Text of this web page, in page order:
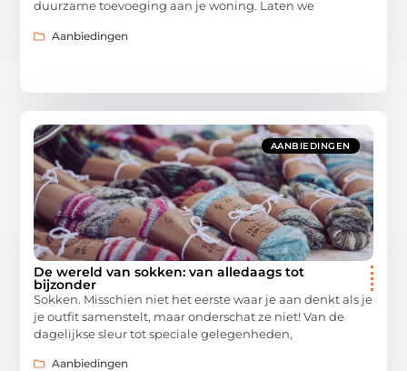
duurzame toevoeging aan je woning. Laten we
Aanbiedingen
AANBIEDINGEN
De wereld van sokken: van alledaags tot
bijzonder
Sokken. Misschien niet het eerste waar je aan denkt als je
je outfit samenstelt, maar onderschat ze niet! Van de
dagelijkse sleur tot speciale gelegenheden,
Aanbiedingen